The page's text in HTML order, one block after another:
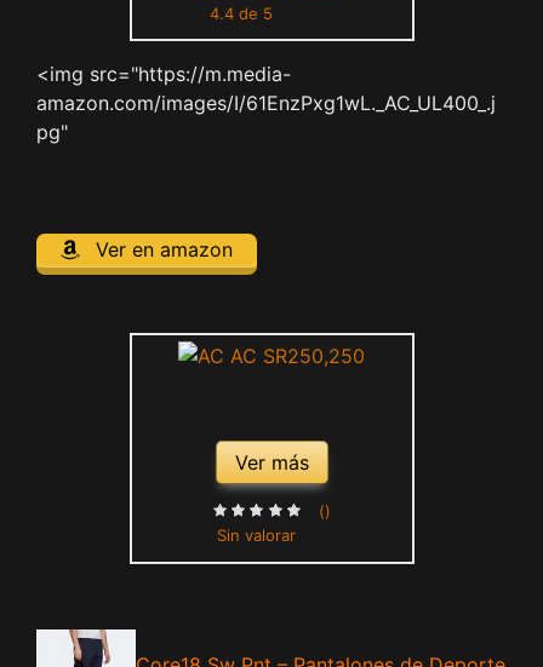
4.4 de 5
<img src="https://m.media-
amazon.com/images/I/61EnzPxg1wL._AC_UL400_.j
pg"
Ver en amazon
Ver más
Sin valorar
()